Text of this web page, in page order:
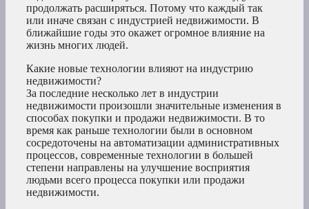
продолжать расширяться. Потому что каждый так
или иначе связан с индустрией недвижимости. В
ближайшие годы это окажет огромное влияние на
жизнь многих людей.
Какие новые технологии влияют на индустрию
недвижимости?
За последние несколько лет в индустрии
недвижимости произошли значительные изменения в
способах покупки и продажи недвижимости. В то
время как раньше технологии были в основном
сосредоточены на автоматизации административных
процессов, современные технологии в большей
степени направлены на улучшение восприятия
людьми всего процесса покупки или продажи
недвижимости.